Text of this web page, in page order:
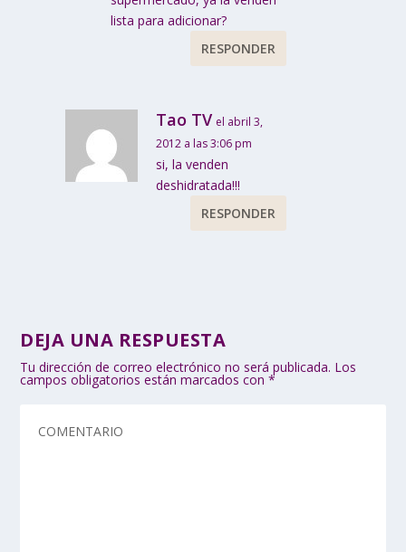
lista para adicionar?
RESPONDER
Tao TV el abril 3,
2012 a las 3:06 pm
si, la venden
deshidratada!!!
RESPONDER
DEJA UNA RESPUESTA
Tu dirección de correo electrónico no será publicada. Los
campos obligatorios están marcados con*